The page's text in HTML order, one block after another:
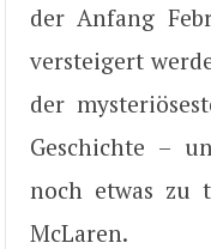
der Anfang
versteigert
der
Geschichte –
noch etwas zu
McLaren.